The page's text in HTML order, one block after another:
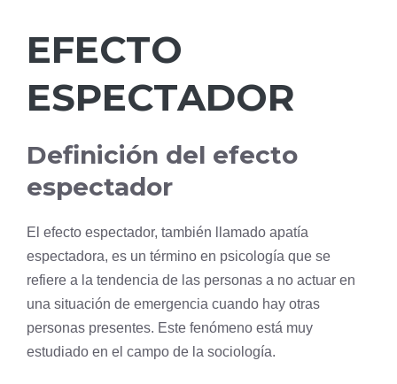
EFECTO
ESPECTADOR
Definición del efecto
espectador
El efecto espectador, también llamado apatía
espectadora, es un término en psicología que se
refiere a la tendencia de las personas a no actuar en
una situación de emergencia cuando hay otras
personas presentes. Este fenómeno está muy
estudiado en el campo de la sociología.